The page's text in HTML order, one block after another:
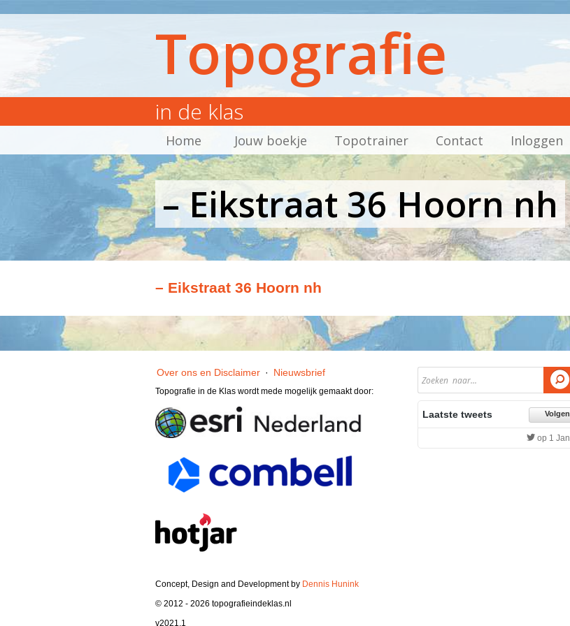
Topografie
in de klas
Home Jouw boekje Topotrainer Contact Inloggen
– Eikstraat 36 Hoorn nh
– Eikstraat 36 Hoorn nh
Over ons en Disclaimer · Nieuwsbrief
Topografie in de Klas wordt mede mogelijk gemaakt door:
Concept, Design and Development by Dennis Hunink
© 2012 - 2026 topografieindeklas.nl
v2021.1

Laatste tweets Volgen
op 1 Jan